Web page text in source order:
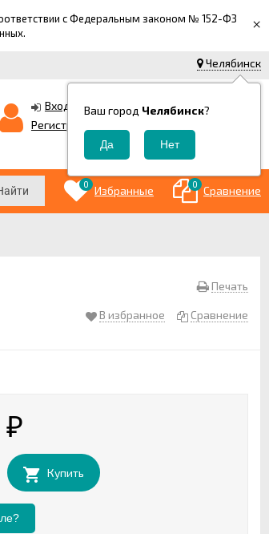
с Федеральным законом № 152-ФЗ
×
Челябинск
Ваш город Челябинск?
Вход
Регистрация
0 Избранные 0 Сравнение
Печать
В избранное Сравнение
₽
Купить